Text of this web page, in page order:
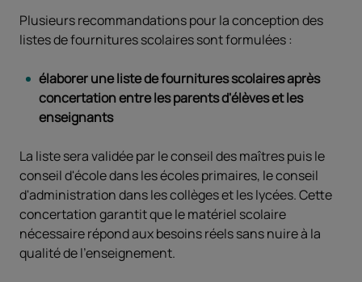
Plusieurs recommandations pour la conception des
listes de fournitures scolaires sont formulées :
élaborer une liste de fournitures scolaires après
concertation entre les parents d'élèves et les
enseignants
La liste sera validée par le conseil des maîtres puis le
conseil d'école dans les écoles primaires, le conseil
d'administration dans les collèges et les lycées. Cette
concertation garantit que le matériel scolaire
nécessaire répond aux besoins réels sans nuire à la
qualité de l'enseignement.